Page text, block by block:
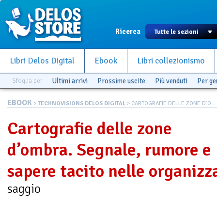
Ricerca
Libri Delos Digital Ebook Libri collezionismo
Sfoglia per Ultimi arrivi Prossime uscite Più venduti Per
EBOOK > TECHNOVISIONS DELOS DIGITAL > CARTOGRAFIE DELLE ZONE D’O...
Cartografie delle zone
d’ombra. Segnale, rumore e
sapere tacito nelle
saggio